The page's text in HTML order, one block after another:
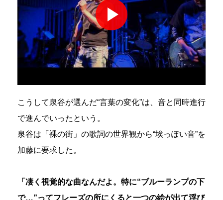
こうして泉谷が選んだ“言葉の変化”は、音と同時進行
で進んでいったという。
泉谷は「裸の街」の歌詞の世界観から“埃っぽい音”を
加藤に要求した。
「凄く視覚的な曲なんだよ。特に“ブルーランプの下
で…”ってフレーズの所にくると一つの絵が出て浮び